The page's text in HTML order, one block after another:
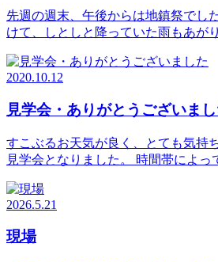
先週の週末、午後からは地鎮祭でし
けて、しとしと降っていた雨もあが
2020.10.12
見学会・ありがとうございま
すこぶるお天気が良く、とても気持
見学会となりました。 時間帯によ
2026.5.21
現場